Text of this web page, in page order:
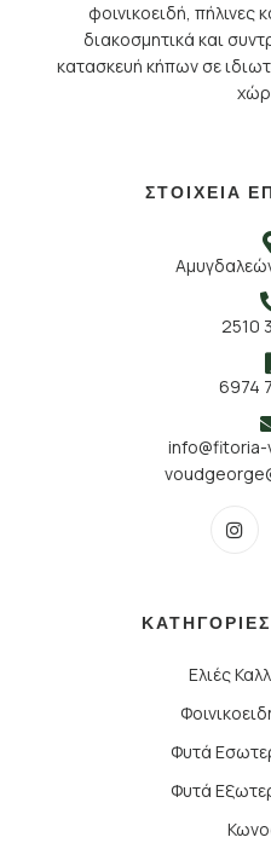
φοινικοειδή, πήλινες
διακοσμητικά και
κατασκευή κήπων σε
ΣΤΟΙΧΕΙΑ
2510
6974
Ελιές
Φυτά
Φυτά